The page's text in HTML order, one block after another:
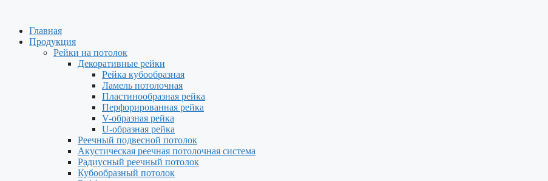
содержимому
Главная
Продукция
Рейки на потолок
Декоративные рейки
Рейка кубообразная
Ламель потолочная
Пластинообразная рейка
Перфорированная рейка
V-образная рейка
U-образная рейка
Реечный подвесной потолок
Акустическая реечная потолочная система
Радиусный реечный потолок
Кубообразный потолок